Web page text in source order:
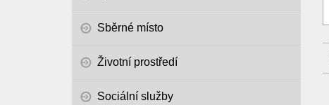
Sběrné místo
Životní prostředí
Sociální služby